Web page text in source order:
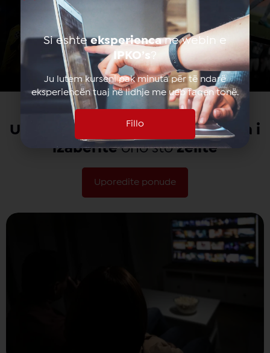
Uporedite prednosti našihponuda i
izaberiteono štoželite
Uporedite ponude
Si eshteeksperiencane webin e
IPKO’s?
Ju lutem kurseni pak minuta për të ndarë
eksperiencën tuaj në lidhje me ueb faqen tonë.
Fillo